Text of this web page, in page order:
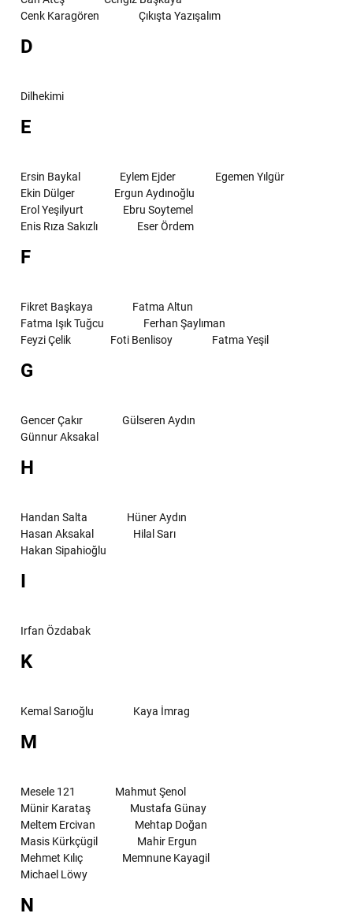
Cenk Karagören
Çıkışta Yazışalım
D
Dilhekimi
E
Ersin Baykal Eylem Ejder
Egemen Yılgür
Ekin Dülger
Ergun Aydınoğlu
Erol Yeşilyurt
Ebru Soytemel
Enis Rıza Sakızlı
Eser Ördem
F
Fikret Başkaya
Fatma Altun
Fatma Işık Tuğcu
Ferhan Şaylıman
Feyzi Çelik
Foti Benlisoy Fatma Yeşil
G
Gencer Çakır
Gülseren Aydın
Günnur Aksakal
H
Handan Salta
Hüner Aydın
Hasan Aksakal
Hilal Sarı
Hakan Sipahioğlu
I
Irfan Özdabak
K
Kemal Sarıoğlu Kaya İmrag
M
Mesele 121
Mahmut Şenol
Münir Karataş
Mustafa Günay
Meltem Ercivan
Mehtap Doğan
Masis Kürkçügil
Mahir Ergun
Mehmet Kılıç
Memnune Kayagil
Michael Löwy
N